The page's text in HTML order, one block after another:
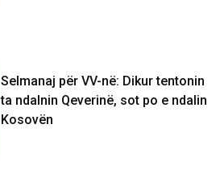
Selmanaj për VV-në: Dikur tentonin
ta ndalnin Qeverinë, sot po e ndalin
Kosovën